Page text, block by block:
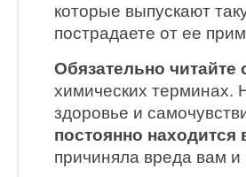
которые выпускают
пострадаете от ее
Обязательно читайте
химических терминах.
здоровье и
постоянно находится
причиняла вреда вам